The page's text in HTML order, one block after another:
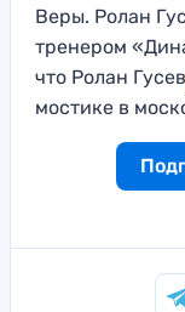
Веры. Ролан
тренером
что Ролан Гусев
мостике в